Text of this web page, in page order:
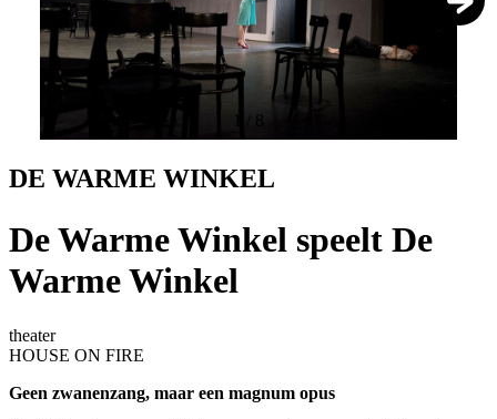
8
DE WARME WINKEL
De Warme Winkel speelt De
Warme Winkel
theater
HOUSE ON FIRE
Geen zwanenzang, maar een magnum opus